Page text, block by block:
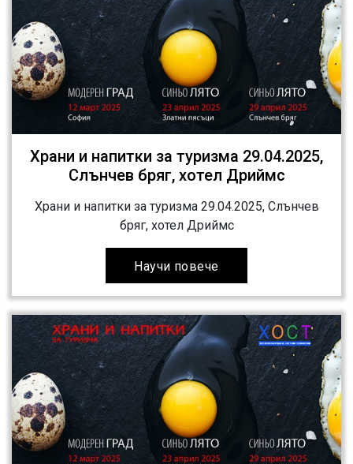
Храни и напитки за туризма 29.04.2025,
Слънчев бряг, хотел Дриймс
Храни и напитки за туризма 29.04.2025, Слънчев
бряг, хотел Дриймс
Научи повече